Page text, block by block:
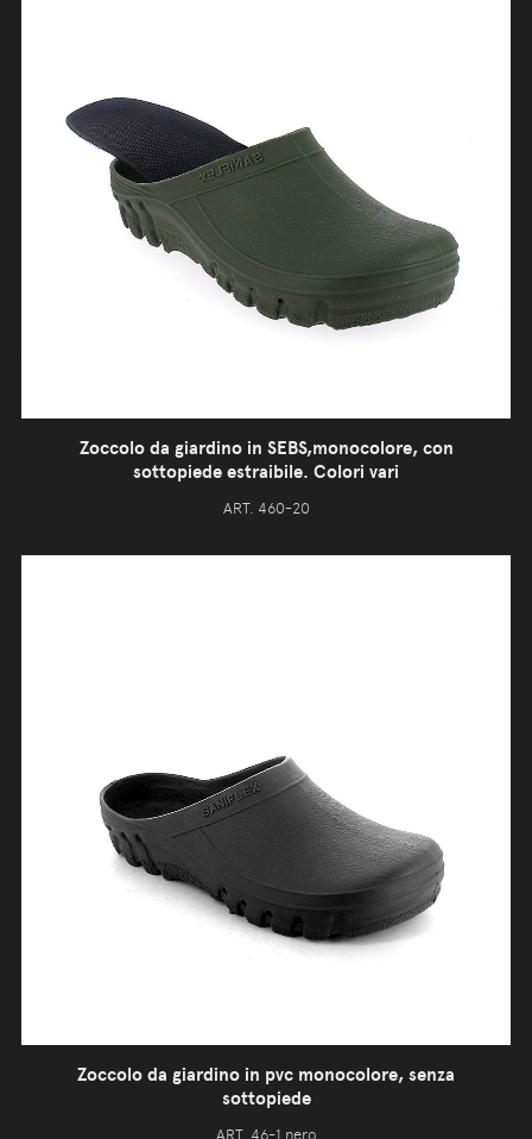
Zoccolo da giardino in SEBS,monocolore, con
sottopiede estraibile. Colori vari
ART. 460-20
Zoccolo da giardino in pvc monocolore, senza
sottopiede
ART. 46-1 nero